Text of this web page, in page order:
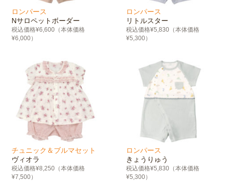
ロンパース
Nサロペットボーダー
税込価格¥6,600（本体価格
¥6,000）
ロンパース
リトルスター
税込価格¥5,830（本体価格
¥5,300）
チュニック＆ブルマセット
ヴィオラ
税込価格¥8,250（本体価格
¥7,500）
ロンパース
きょうりゅう
税込価格¥5,830（本体価格
¥5,300）